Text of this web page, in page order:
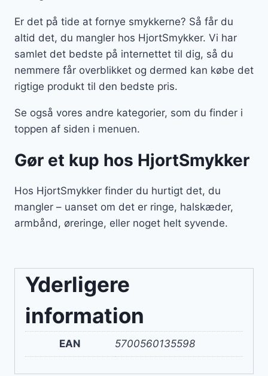
Er det på tide at fornye smykkerne? Så får du
altid det, du mangler hos HjortSmykker. Vi har
samlet det bedste på internettet til dig, så du
nemmere får overblikket og dermed kan købe det
rigtige produkt til den bedste pris.
Se også vores andre kategorier, som du finder i
toppen af siden i menuen.
Gør et kup hos HjortSmykker
Hos HjortSmykker finder du hurtigt det, du
mangler – uanset om det er ringe, halskæder,
armbånd, øreringe, eller noget helt syvende.
Yderligere
information
EAN 5700560135598